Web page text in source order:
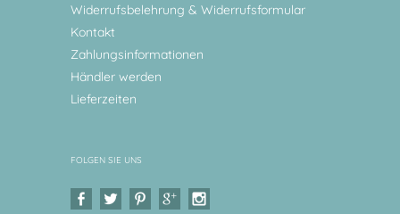
Widerrufsbelehrung & Widerrufsformular
Kontakt
Zahlungsinformationen
Händler werden
Lieferzeiten
FOLGEN SIE UNS